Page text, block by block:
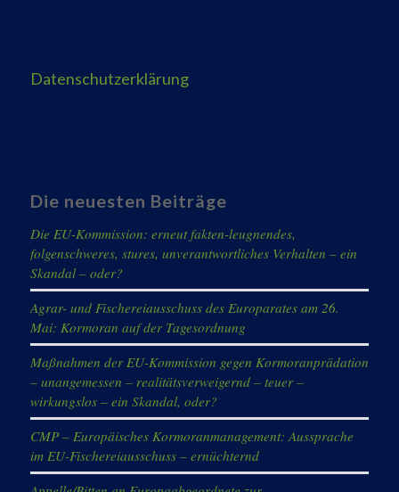
Datenschutzerklärung
Die neuesten Beiträge
Die EU-Kommission: erneut fakten-leugnendes,
folgenschweres, stures, unverantwortliches Verhalten – ein
Skandal – oder?
Agrar- und Fischereiausschuss des Europarates am 26.
Mai: Kormoran auf der Tagesordnung
Maßnahmen der EU-Kommission gegen Kormoranprädation
– unangemessen – realitätsverweigernd – teuer –
wirkungslos – ein Skandal, oder?
CMP – Europäisches Kormoranmanagement: Aussprache
im EU-Fischereiausschuss – ernüchternd